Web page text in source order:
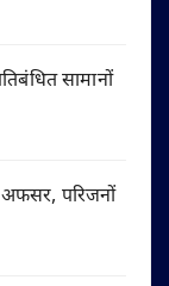
सामानों
अफसर, परिजनों